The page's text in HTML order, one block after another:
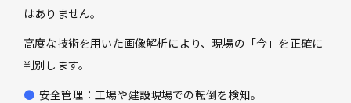
はありません。
高度な技術を用いた画像解析により、現場の「今」を正確に
判別します。
安全管理：工場や建設現場での転倒を検知。